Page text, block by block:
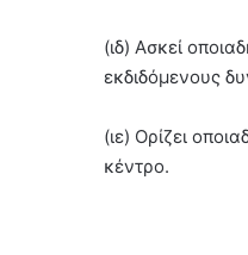
(ιδ) Ασκεί
εκδιδόμενους
(ιε) Ορίζει
κέντρο.